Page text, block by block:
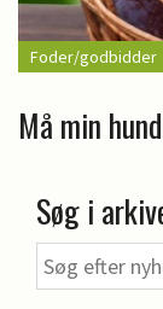
Foder/godbidder
Må min
Søg i